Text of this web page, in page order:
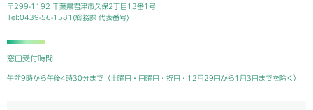
〒299-1192 千葉県君津市久保2丁目13番1号
Tel:0439-56-1581(総務課 代表番号)
窓口受付時間
午前9時から午後4時30分まで（土曜日・日曜日・祝日・12月29日から1月3日までを除く）